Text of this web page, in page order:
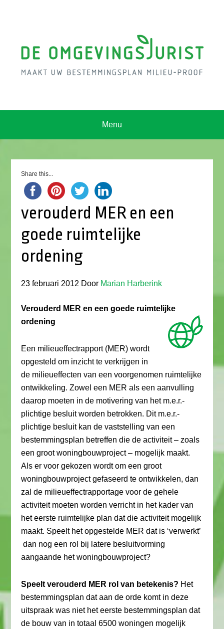
Menu
Share this...
verouderd MER en een
goede ruimtelijke
ordening
23 februari 2012 Door Marian Harberink
Verouderd MER en een goede ruimtelijke
ordening
Een milieueffectrapport (MER) wordt
opgesteld om inzicht te verkrijgen in
de milieueffecten van een voorgenomen ruimtelijke
ontwikkeling. Zowel een MER als een aanvulling
daarop moeten in de motivering van het m.e.r.-
plichtige besluit worden betrokken. Dit m.e.r.-
plichtige besluit kan de vaststelling van een
bestemmingsplan betreffen die de activiteit – zoals
een groot woningbouwproject – mogelijk maakt.
Als er voor gekozen wordt om een groot
woningbouwproject gefaseerd te ontwikkelen, dan
zal de milieueffectrapportage voor de gehele
activiteit moeten worden verricht in het kader van
het eerste ruimtelijke plan dat die activiteit mogelijk
maakt. Speelt het opgestelde MER dat is ‘verwerkt’
dan nog een rol bij latere besluitvorming
aangaande het woningbouwproject?
Speelt verouderd MER rol van betekenis? Het
bestemmingsplan dat aan de orde komt in deze
uitspraak was niet het eerste bestemmingsplan dat
de bouw van in totaal 6500 woningen mogelijk